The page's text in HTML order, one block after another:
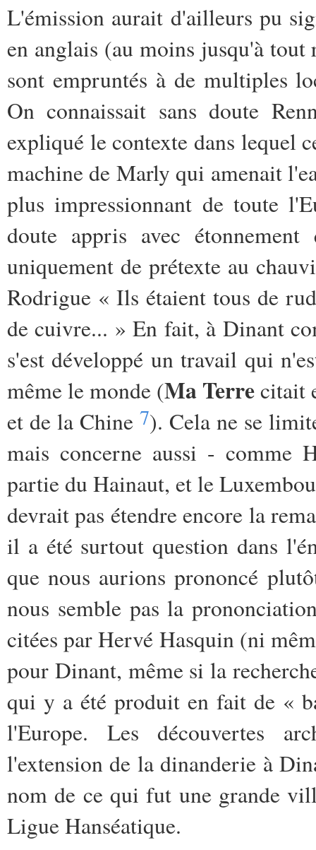
L'émission aurait d'ailleurs pu
en anglais (au moins jusqu'à tout
sont empruntés à de multiples
On connaissait sans doute
expliqué le contexte dans lequel
machine de Marly qui amenait
plus impressionnant de toute
doute appris avec
uniquement de prétexte au
Rodrigue « Ils étaient tous de
de cuivre... » En fait, à Dinant
s'est développé un travail qui
même le monde (Ma Terrecitait
et de la Chine7). Cela ne se
mais concerne aussi - comme
partie du Hainaut, et le
devrait pas étendre encore la
il a été surtout question dans
que nous aurions prononcé
nous semble pas la
citées par Hervé Hasquin (ni
pour Dinant, même si la
qui y a été produit en fait de «
l'Europe. Les découvertes
l'extension de la dinanderie à
nom de ce qui fut une grande
Ligue Hanséatique.